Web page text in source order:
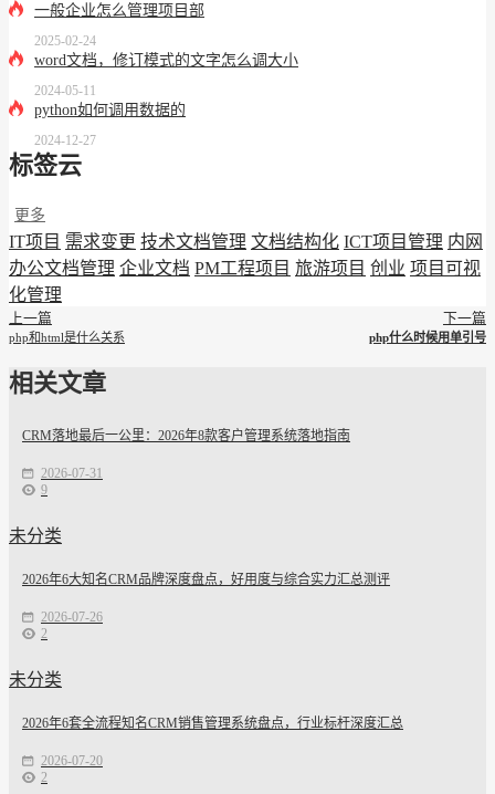
一般企业怎么管理项目部
2025-02-24
word文档，修订模式的文字怎么调大小
2024-05-11
python如何调用数据的
2024-12-27
标签云
更多
IT项目 需求变更 技术文档管理 文档结构化 ICT项目管理 内网
办公文档管理 企业文档 PM工程项目 旅游项目 创业 项目可视
化管理
上一篇
php和html是什么关系
下一篇
php什么时候用单引号
相关文章
CRM落地最后一公里：2026年8款客户管理系统落地指南
2026-07-31
9
未分类
2026年6大知名CRM品牌深度盘点，好用度与综合实力汇总测评
2026-07-26
2
未分类
2026年6套全流程知名CRM销售管理系统盘点，行业标杆深度汇总
2026-07-20
2